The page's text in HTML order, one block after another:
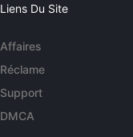
Liens Du Site
Affaires
Réclame
Support
DMCA